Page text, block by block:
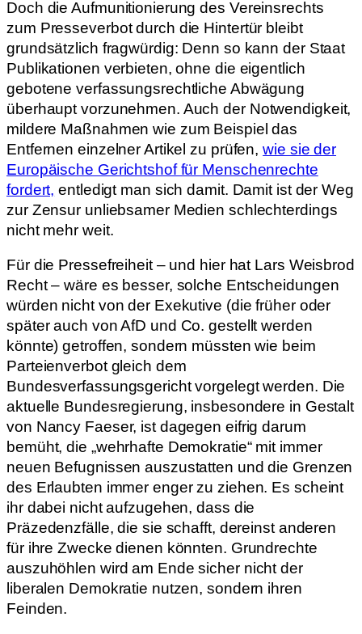
Doch die Aufmunitionierung des Vereinsrechts
zum Presseverbot durch die Hintertür bleibt
grundsätzlich fragwürdig: Denn so kann der Staat
Publikationen verbieten, ohne die eigentlich
gebotene verfassungsrechtliche Abwägung
überhaupt vorzunehmen. Auch der Notwendigkeit,
mildere Maßnahmen wie zum Beispiel das
Entfernen einzelner Artikel zu prüfen,wie sie der
Europäische Gerichtshof für Menschenrechte
fordert, entledigt man sich damit. Damit ist der Weg
zur Zensur unliebsamer Medien schlechterdings
nicht mehr weit.
Für die Pressefreiheit – und hier hat Lars Weisbrod
Recht – wäre es besser, solche Entscheidungen
würden nicht von der Exekutive (die früher oder
später auch von AfD und Co. gestellt werden
könnte) getroffen, sondern müssten wie beim
Parteienverbot gleich dem
Bundesverfassungsgericht vorgelegt werden. Die
aktuelle Bundesregierung, insbesondere in Gestalt
von Nancy Faeser, ist dagegen eifrig darum
bemüht, die „wehrhafte Demokratie“ mit immer
neuen Befugnissen auszustatten und die Grenzen
des Erlaubten immer enger zu ziehen. Es scheint
ihr dabei nicht aufzugehen, dass die
Präzedenzfälle, die sie schafft, dereinst anderen
für ihre Zwecke dienen könnten. Grundrechte
auszuhöhlen wird am Ende sicher nicht der
liberalen Demokratie nutzen, sondern ihren
Feinden.